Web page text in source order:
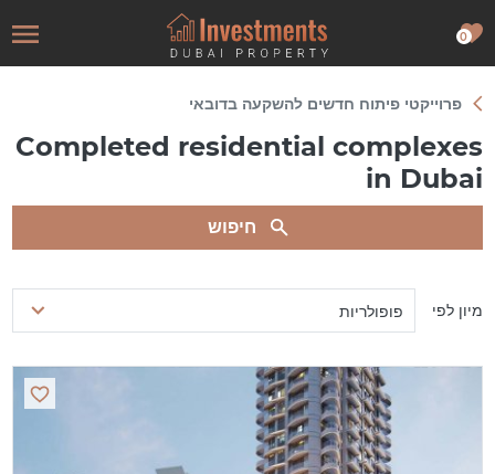
0
פרוייקטי פיתוח חדשים להשקעה בדובאי
Completed residential complexes
in Dubai
חיפוש
מיון לפי פופולריות